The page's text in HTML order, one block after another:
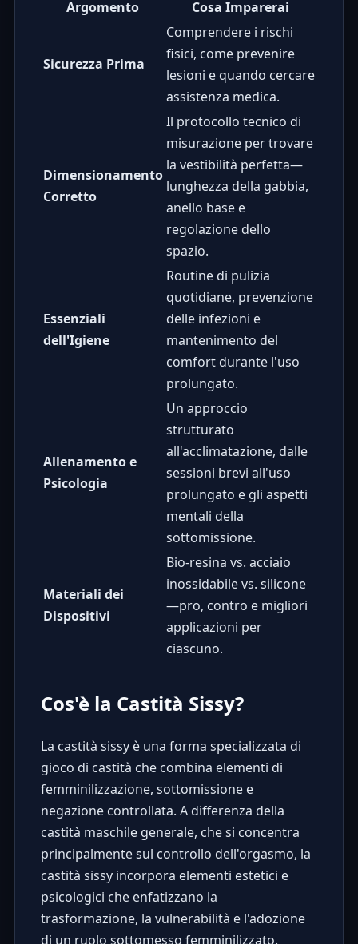
Argomento Cosa Imparerai
Sicurezza Prima
Comprendere i rischi
fisici, come prevenire
lesioni e quando cercare
assistenza medica.
Dimensionamento
Corretto
Il protocollo tecnico di
misurazione per trovare
la vestibilità perfetta—
lunghezza della gabbia,
anello base e
regolazione dello
spazio.
Essenziali
dell'Igiene
Routine di pulizia
quotidiane, prevenzione
delle infezioni e
mantenimento del
comfort durante l'uso
prolungato.
Allenamento e
Psicologia
Un approccio
strutturato
all'acclimatazione, dalle
sessioni brevi all'uso
prolungato e gli aspetti
mentali della
sottomissione.
Materiali dei
Dispositivi
Bio-resina vs. acciaio
inossidabile vs. silicone
—pro, contro e migliori
applicazioni per
ciascuno.
Cos'è la Castità Sissy?
La castità sissy è una forma specializzata di
gioco di castità che combina elementi di
femminilizzazione, sottomissione e
negazione controllata. A differenza della
castità maschile generale, che si concentra
principalmente sul controllo dell'orgasmo, la
castità sissy incorpora elementi estetici e
psicologici che enfatizzano la
trasformazione, la vulnerabilità e l'adozione
di un ruolo sottomesso femminilizzato.